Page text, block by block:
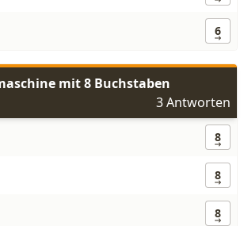
6
mit 8 Buchstaben
3 Antworten
8
8
8